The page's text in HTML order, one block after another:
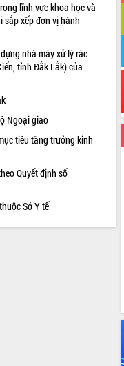
lĩnh vực khoa học và
xếp đơn vị hành
nhà máy xử lý rác
tỉnh Đắk Lắk) của
Ngoại giao
tiêu tăng trưởng kinh
Quyết định số
Sở Y tế